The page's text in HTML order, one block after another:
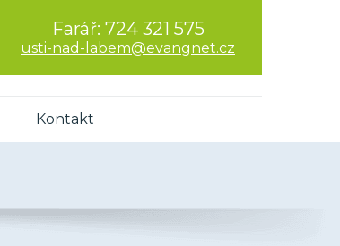
Farář: 724 321 575
usti-nad-labem@evangnet.cz
Kontakt